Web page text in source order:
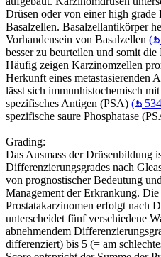
Drüsen oder von einer high grade
Basalzellen. Basalzellantikörper
Vorhandensein von Basalzellen (
besser zu beurteilen und somit
Häufig zeigen Karzinomzellen
Herkunft eines metastasierenden
lässt sich immunhistochemisch
spezifisches Antigen (PSA) (
spezifische saure Phosphatase
Grading:
Das Ausmass der Drüsenbildung
Differenzierungsgrades nach
von prognostischer Bedeutung
Management der Erkrankung.
Prostatakarzinomen erfolgt nach
unterscheidet fünf verschiedene
abnehmendem
differenziert) bis 5 (= am